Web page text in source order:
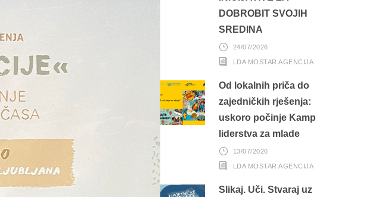
DOBROBIT SVOJIH
SREDINA
24/07/2026
LDA MOSTAR AGENCIJA
Od lokalnih priča do
zajedničkih rješenja:
uskoro počinje Kamp
liderstva za mlade
13/07/2026
LDA MOSTAR AGENCIJA
Slikaj. Uči. Stvaraj uz